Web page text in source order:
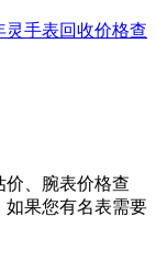
灵手表回收价格查
价、腕表价格查
如果您有名表需要